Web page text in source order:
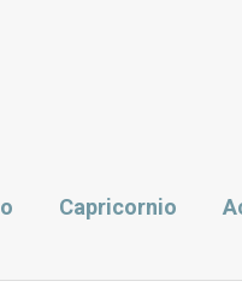
Capricornio